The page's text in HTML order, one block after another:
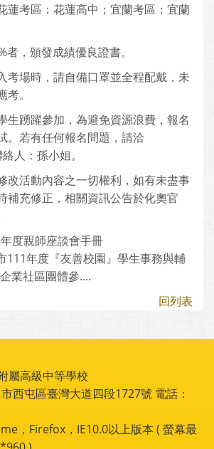
蓮考區：花蓮高中；宜蘭考區：宜蘭
，頒發成績優良證書。
考場時，請自備口罩並全程配戴，未
。
生踴躍參加，為避免資源浪費，報名
。若有任何報名問題，請洽
人：孫小姐。
改活動內容之一切權利，如有未盡事
補充修正，相關資訊公告於化奧官
度親師座談會手冊
111年度『友善校園』學生事務與輔
業社區團體參....
回列表
屬高級中等學校
西屯區臺灣大道四段1727號 電話：
，Firefox，IE10.0以上版本 ( 螢幕最